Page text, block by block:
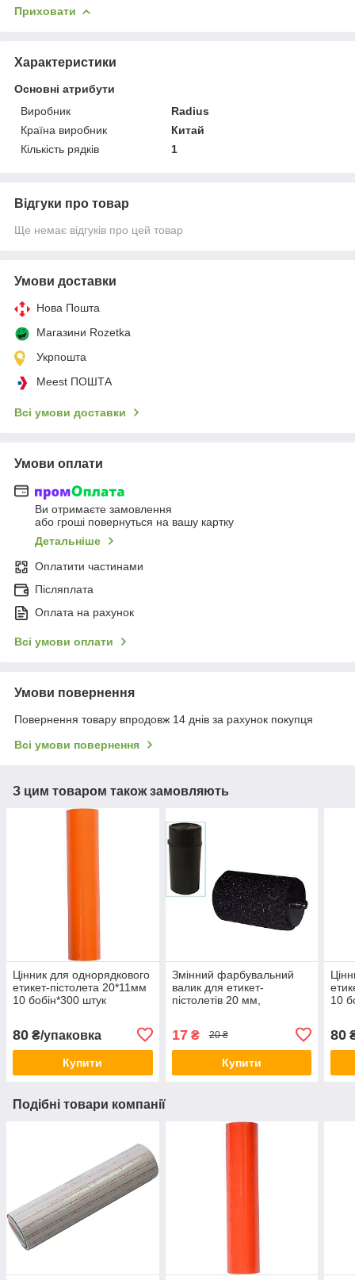
Приховати
Характеристики
Основні атрибути
Виробник
Radius
Країна виробник
Китай
Кількість рядків
1
Відгуки про товар
Ще немає відгуків про цей товар
Умови доставки
Нова Пошта
Магазини Rozetka
Укрпошта
Meest ПОШТА
Всі умови доставки
Умови оплати
Ви отримаєте замовлення
або гроші повернуться на вашу картку
Детальніше
Оплатити частинами
Післяплата
Оплата на рахунок
Всі умови оплати
Умови повернення
Повернення товару впродовж 14 днів за рахунок покупця
Всі умови повернення
З цим товаром також замовляють
Цінник для однорядкового
етикет-пістолета 20*11мм
10 бобін*300 штук
80 ₴/упаковка
Купити
Змінний фарбувальний
валик для етикет-
пістолетів 20 мм,
17₴ 20 ₴
Купити
10
80
Подібні товари компанії